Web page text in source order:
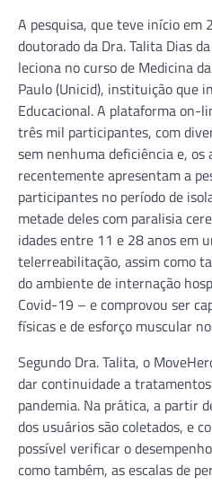
A pesquisa, que teve início em
doutorado da Dra. Talita Dias
leciona no curso de Medicina
Paulo (Unicid), instituição que
Educacional. A plataforma on-
três mil participantes, com
sem nenhuma deficiência e,
recentemente apresentam a
participantes no período de
metade deles com paralisia
idades entre 11 e 28 anos em
telerreabilitação, assim como
do ambiente de internação
Covid-19 – e comprovou ser
físicas e de esforço muscular
Segundo Dra. Talita, o
dar continuidade a
pandemia. Na prática, a partir
dos usuários são coletados, e
possível verificar o
como também, as escalas de